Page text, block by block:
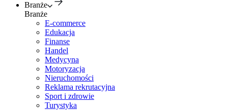
Branże
Branże
E-commerce
Edukacja
Finanse
Handel
Medycyna
Motoryzacja
Nieruchomości
Reklama rekrutacyjna
Sport i zdrowie
Turystyka